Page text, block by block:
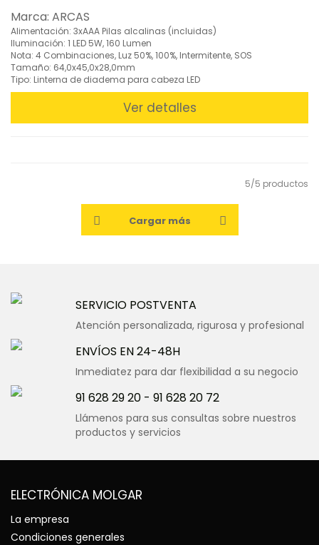
Marca: ARCAS
Alimentación: 3xAAA Pilas alcalinas (incluidas)
Iluminación: 1 LED 5W, 160 Lumen
Nota: 4 Combinaciones, Luz 50%, 100%, Intermitente, SOS
Tamaño: 64,0x45,0x28,0mm
Tipo: Linterna de diadema para cabeza LED
Ver detalles
5/5 productos
Cargar más
SERVICIO POSTVENTA
Atención personalizada, rigurosa y profesional
ENVÍOS EN 24-48H
Inmediatez para dar flexibilidad a su negocio
91 628 29 20- 91 628 20 72
Llámenos para sus consultas sobre nuestros
productos y servicios
ELECTRÓNICA MOLGAR
La empresa
Condiciones generales